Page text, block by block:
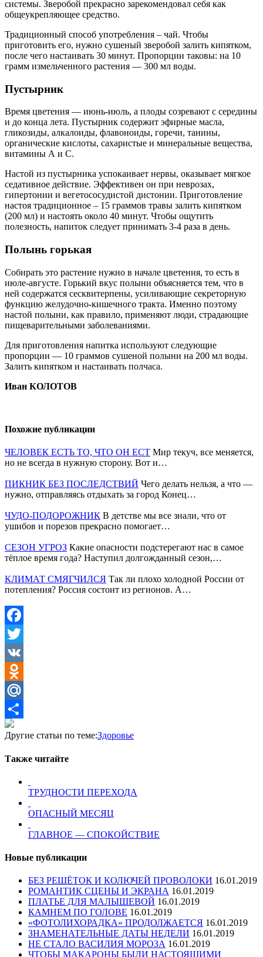
системы. Зверобой прекрасно зарекомендовал себя как
общеукрепляющее средство.
Традиционный способ употребления – чай. Чтобы
приготовить его, нужно сушеный зверобой залить кипятком,
после чего настаивать 30 минут. Пропорции таковы: на 10
грамм измельченного растения — 300 мл воды.
Пустырник
Время цветения — июнь-июль, а плоды созревают с середины
и до конца лета. Пустырник содержит эфирные масла,
гликозиды, алкалоиды, флавоноиды, горечи, танины,
органические кислоты, сахаристые и минеральные вещества,
витамины А и С.
Настой из пустырника успокаивает нервы, оказывает мягкое
седативное действие. Эффективен он при неврозах,
гипертонии и вегетососудистой дистонии. Приготовление
настоя традиционное – 15 граммов травы залить кипятком
(200 мл) и настоять около 40 минут. Чтобы ощутить
полезность, напиток следует принимать 3-4 раза в день.
Полынь горькая
Собирать это растение нужно в начале цветения, то есть в
июле-августе. Горький вкус полыни объясняется тем, что в
ней содержатся сесквитерпены, усиливающие секреторную
функцию желудочно-кишечного тракта. Именно поэтому
настой полыни, как правило, применяют люди, страдающие
пищеварительными заболеваниями.
Для приготовления напитка используют следующие
пропорции — 10 граммов сушеной полыни на 200 мл воды.
Залить кипятком и настаивать полчаса.
Иван КОЛОТОВ
Похожие публикации
ЧЕЛОВЕК ЕСТЬ ТО, ЧТО ОН ЕСТ Мир текуч, все меняется,
но не всегда в нужную сторону. Вот и…
ПИКНИК БЕЗ ПОСЛЕДСТВИЙ Чего делать нельзя, а что —
нужно, отправляясь отдыхать за город Конец…
ЧУДО-ПОДОРОЖНИК В детстве мы все знали, что от
ушибов и порезов прекрасно помогает…
СЕЗОН УГРОЗ Какие опасности подстерегают нас в самое
тёплое время года? Наступил долгожданный сезон,…
КЛИМАТ СМЯГЧИЛСЯ Так ли плохо холодной России от
потепления? Россия состоит из регионов. А…
Facebook
Twitter
VK
Odnoklassniki
Mail.Ru
Отправить
Другие статьи по теме:Здоровье
Также читайте
ТРУДНОСТИ ПЕРЕХОДА
ОПАСНЫЙ МЕСЯЦ
ГЛАВНОЕ — СПОКОЙСТВИЕ
Новые публикации
БЕЗ РЕШЁТОК И КОЛЮЧЕЙ ПРОВОЛОКИ 16.01.2019
РОМАНТИК СЦЕНЫ И ЭКРАНА 16.01.2019
ПЛАТЬЕ ДЛЯ МАЛЫШЕВОЙ 16.01.2019
КАМНЕМ ПО ГОЛОВЕ 16.01.2019
«ФОТОЛИХОРАДКА» ПРОДОЛЖАЕТСЯ 16.01.2019
ЗНАМЕНАТЕЛЬНЫЕ ДАТЫ НЕДЕЛИ 16.01.2019
НЕ СТАЛО ВАСИЛИЯ МОРОЗА 16.01.2019
ЧТОБЫ МАКАРОНЫ БЫЛИ НАСТОЯЩИМИ